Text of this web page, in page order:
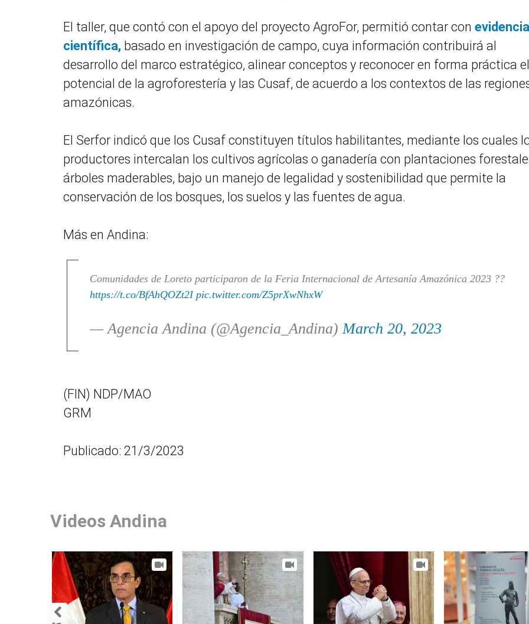
El taller, que contó con el apoyo del proyecto AgroFor, permitió contar con evidencia
científica, basado en investigación de campo, cuya información contribuirá al
desarrollo del marco estratégico, alinear conceptos y reconocer en forma práctica el
potencial de la agroforestería y las Cusaf, de acuerdo a los contextos de las
amazónicas.
El Serfor indicó que los Cusaf constituyen títulos habilitantes, mediante los cuales
productores intercalan los cultivos agrícolas o ganadería con plantaciones
árboles maderables, bajo un manejo de legalidad y sostenibilidad que permite la
conservación de los bosques, los suelos y las fuentes de agua.
Más en Andina:
Comunidades de Loreto participaron de la Feria Internacional de Artesanía Amazónica 2023 ??
https://t.co/BfAhQOZt2I pic.twitter.com/Z5prXwNhxW
— Agencia Andina (@Agencia_Andina)March 20, 2023
(FIN) NDP/MAO
GRM
Publicado: 21/3/2023
Videos Andina